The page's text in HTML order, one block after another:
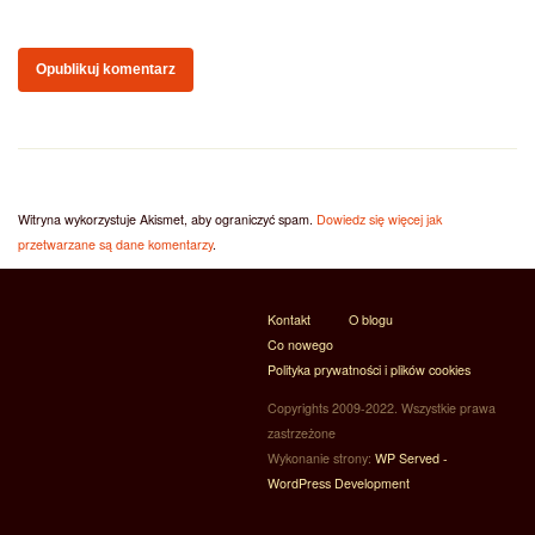
Witryna wykorzystuje Akismet, aby ograniczyć spam. Dowiedz się więcej jak
przetwarzane są dane komentarzy.
Kontakt
O blogu
Co nowego
Polityka prywatności i plików cookies
Copyrights 2009-2022. Wszystkie prawa
zastrzeżone
Wykonanie strony: WP Served -
WordPress Development